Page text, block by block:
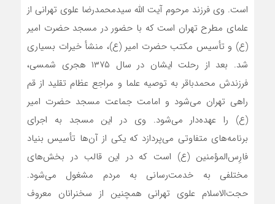
است. وی فرزند مرحوم آیت الله سیدمحمدرضا علوی تهرانی از
علمای مطرح تهران است که با حضور در مسجد حضرت امیر
(ع) و تأسیس مکتب حضرت امیر (ع)، منشأ خیرات بسیاری
شد. بعد از رحلت ایشان در سال ۱۳۷۵ هجری شمسی،
فرزندش محمدباقر به توصیه علما و مراجع عظام تقلید از قم
راهی تهران می‌شود و امامت جماعت مسجد حضرت امیر
(ع) را عهده‌دار می‌شود. وی در این مسجد به اجرای
برنامه‌های متفاوتی می‌پردازد که یکی از آن‌ها تأسیس بنیاد
فارِس‌المؤمنین (ع) است که در این قالب در بخش‌های
مختلفی به خدمت‌رسانی به مردم مشغول می‌شود.
حجت‌الاسلام علوی تهرانی همچنین از سخنرانان معروف